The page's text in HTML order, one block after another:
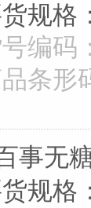
规格
编码
条形
事无
规格